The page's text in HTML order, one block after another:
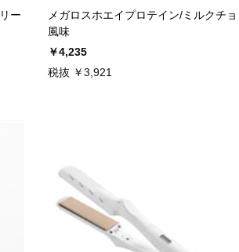
ー
メガロスホエイプロテイン/ミルクチョ
風味
￥4,235
税抜 ￥3,921